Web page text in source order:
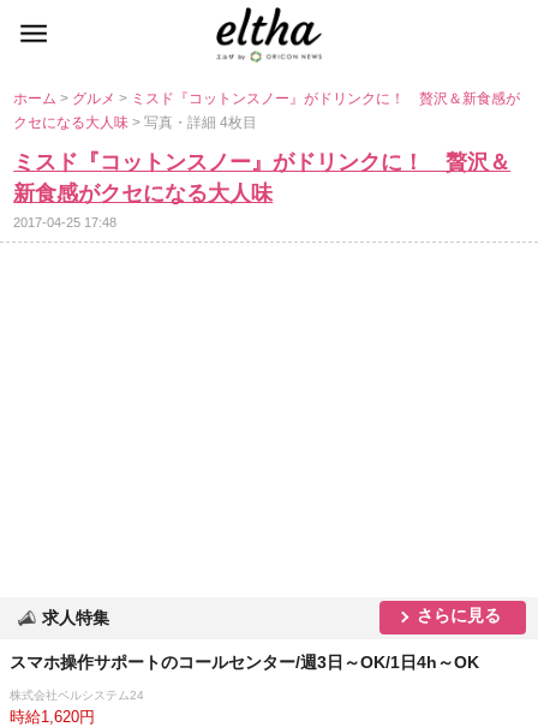
ホーム> グルメ> ミスド『コットンスノー』がドリンクに！ 贅沢＆新食感が
クセになる大人味> 写真・詳細 4枚目
ミスド『コットンスノー』がドリンクに！ 贅沢＆
新食感がクセになる大人味
2017-04-25 17:48
求人特集 さらに見る
スマホ操作サポートのコールセンター/週3日～OK/1日4h～OK
株式会社ベルシステム24
時給1,620円